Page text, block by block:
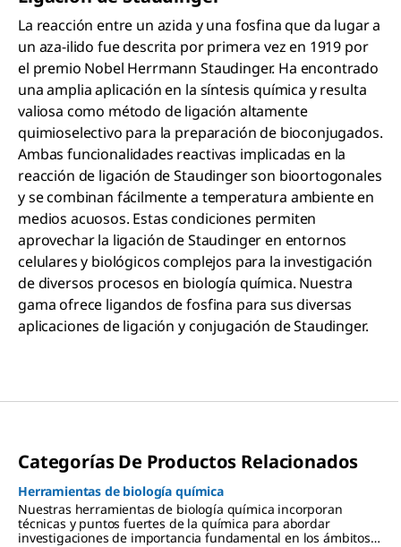
La reacción entre un azida y una fosfina que da lugar a
un aza-ilido fue descrita por primera vez en 1919 por
el premio Nobel Herrmann Staudinger. Ha encontrado
una amplia aplicación en la síntesis química y resulta
valiosa como método de ligación altamente
quimioselectivo para la preparación de bioconjugados.
Ambas funcionalidades reactivas implicadas en la
reacción de ligación de Staudinger son bioortogonales
y se combinan fácilmente a temperatura ambiente en
medios acuosos. Estas condiciones permiten
aprovechar la ligación de Staudinger en entornos
celulares y biológicos complejos para la investigación
de diversos procesos en biología química. Nuestra
gama ofrece ligandos de fosfina para sus diversas
aplicaciones de ligación y conjugación de Staudinger.
Categorías De Productos Relacionados
Herramientas de biología química
Nuestras herramientas de biología química incorporan
técnicas y puntos fuertes de la química para abordar
investigaciones de importancia fundamental en los ámbitos